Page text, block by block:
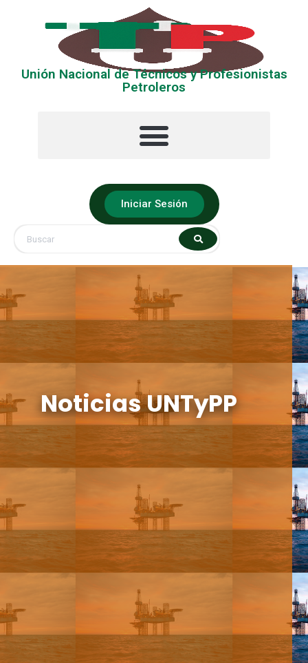
Unión Nacional de Técnicos y Profesionistas
Petroleros
Iniciar Sesión
Noticias UNTyPP